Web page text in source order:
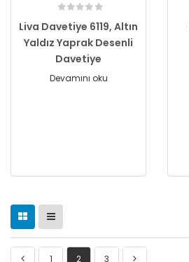
Liva Davetiye 6119, Altın
Yaldız Yaprak Desenli
Davetiye
Devamını oku
1 2 3